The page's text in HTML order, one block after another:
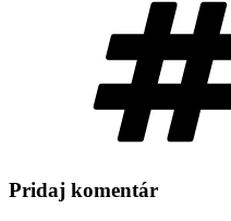
Pridaj komentár